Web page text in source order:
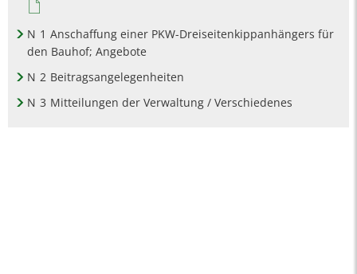
N 1 Anschaffung einer PKW-Dreiseitenkippanhängers für
den Bauhof; Angebote
N 2 Beitragsangelegenheiten
N 3 Mitteilungen der Verwaltung / Verschiedenes